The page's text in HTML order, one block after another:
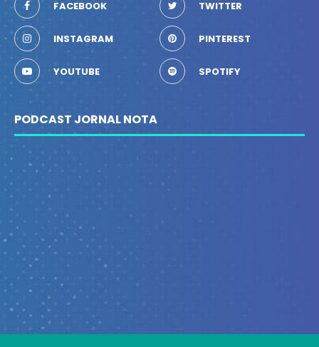
FACEBOOK TWITTER
INSTAGRAM PINTEREST
YOUTUBE SPOTIFY
PODCAST JORNAL NOTA